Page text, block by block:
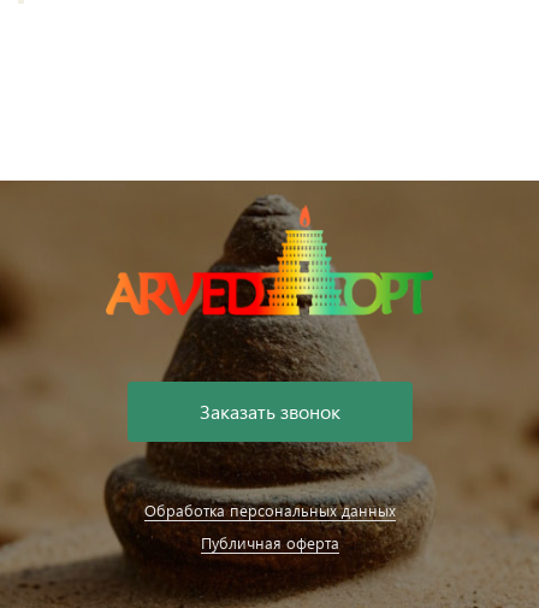
Заказать звонок
Обработка персональных данных
Публичная оферта